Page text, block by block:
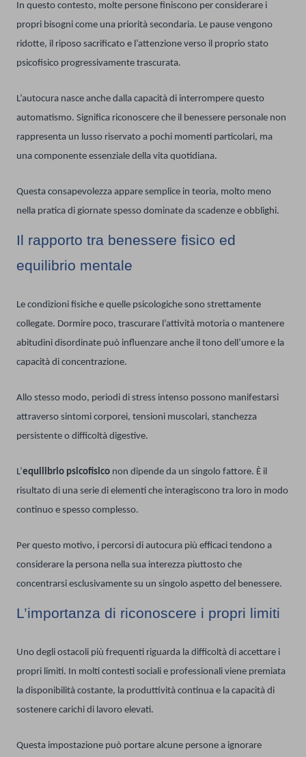
In questo contesto, molte persone finiscono per considerare i
propri bisogni come una priorità secondaria. Le pause vengono
ridotte, il riposo sacrificato e l’attenzione verso il proprio stato
psicofisico progressivamente trascurata.
L’autocura nasce anche dalla capacità di interrompere questo
automatismo. Significa riconoscere che il benessere personale non
rappresenta un lusso riservato a pochi momenti particolari, ma
una componente essenziale della vita quotidiana.
Questa consapevolezza appare semplice in teoria, molto meno
nella pratica di giornate spesso dominate da scadenze e obblighi.
Il rapporto tra benessere fisico ed
equilibrio mentale
Le condizioni fisiche e quelle psicologiche sono strettamente
collegate. Dormire poco, trascurare l’attività motoria o mantenere
abitudini disordinate può influenzare anche il tono dell’umore e la
capacità di concentrazione.
Allo stesso modo, periodi di stress intenso possono manifestarsi
attraverso sintomi corporei, tensioni muscolari, stanchezza
persistente o difficoltà digestive.
L’equilibrio psicofisico non dipende da un singolo fattore. È il
risultato di una serie di elementi che interagiscono tra loro in modo
continuo e spesso complesso.
Per questo motivo, i percorsi di autocura più efficaci tendono a
considerare la persona nella sua interezza piuttosto che
concentrarsi esclusivamente su un singolo aspetto del benessere.
L’importanza di riconoscere i propri limiti
Uno degli ostacoli più frequenti riguarda la difficoltà di accettare i
propri limiti. In molti contesti sociali e professionali viene premiata
la disponibilità costante, la produttività continua e la capacità di
sostenere carichi di lavoro elevati.
Questa impostazione può portare alcune persone a ignorare